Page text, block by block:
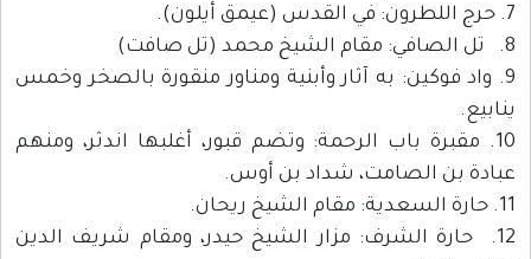
7. حرج اللطرون: في القدس (عيمق أيلون).
8. تل الصافي: مقام الشيخ محمد (تل صافت)
9. واد فوكين: به آثار وأبنية ومناور منقورة بالصخر وخمس
ينابيع.
10. مقبرة باب الرحمة: وتضم قبور، أغلبها اندثر، ومنهم
عبادة بن الصامت، شداد بن أوس.
11. حارة السعدية: مقام الشيخ ريحان.
12. حارة الشرف: مزار الشيخ حيدر، ومقام شريف الدين